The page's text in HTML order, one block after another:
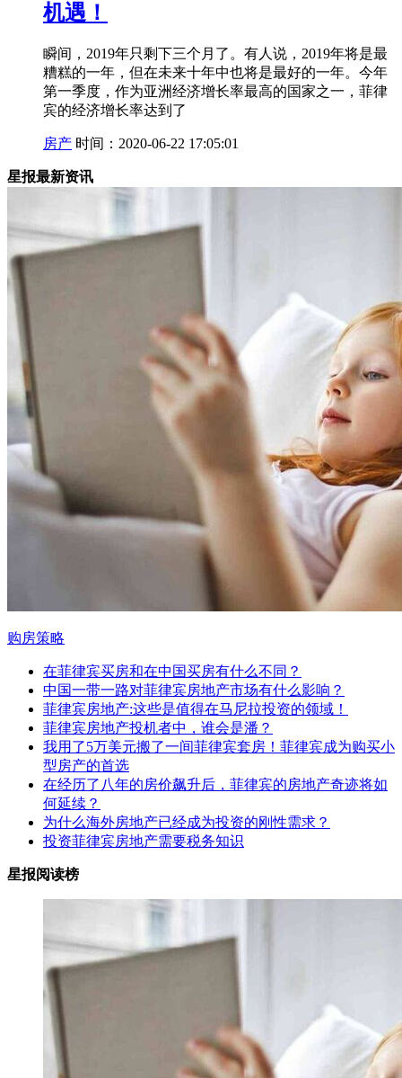
机遇！
瞬间，2019年只剩下三个月了。有人说，2019年将是最
糟糕的一年，但在未来十年中也将是最好的一年。今年
第一季度，作为亚洲经济增长率最高的国家之一，菲律
宾的经济增长率达到了
房产 时间：2020-06-22 17:05:01
星报最新资讯
购房策略
在菲律宾买房和在中国买房有什么不同？
中国一带一路对菲律宾房地产市场有什么影响？
菲律宾房地产:这些是值得在马尼拉投资的领域！
菲律宾房地产投机者中，谁会是潘？
我用了5万美元搬了一间菲律宾套房！菲律宾成为购买小
型房产的首选
在经历了八年的房价飙升后，菲律宾的房地产奇迹将如
何延续？
为什么海外房地产已经成为投资的刚性需求？
投资菲律宾房地产需要税务知识
星报阅读榜